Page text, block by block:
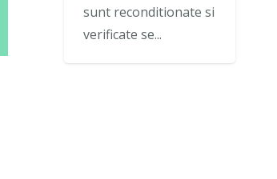
sunt reconditionate si
verificate se...